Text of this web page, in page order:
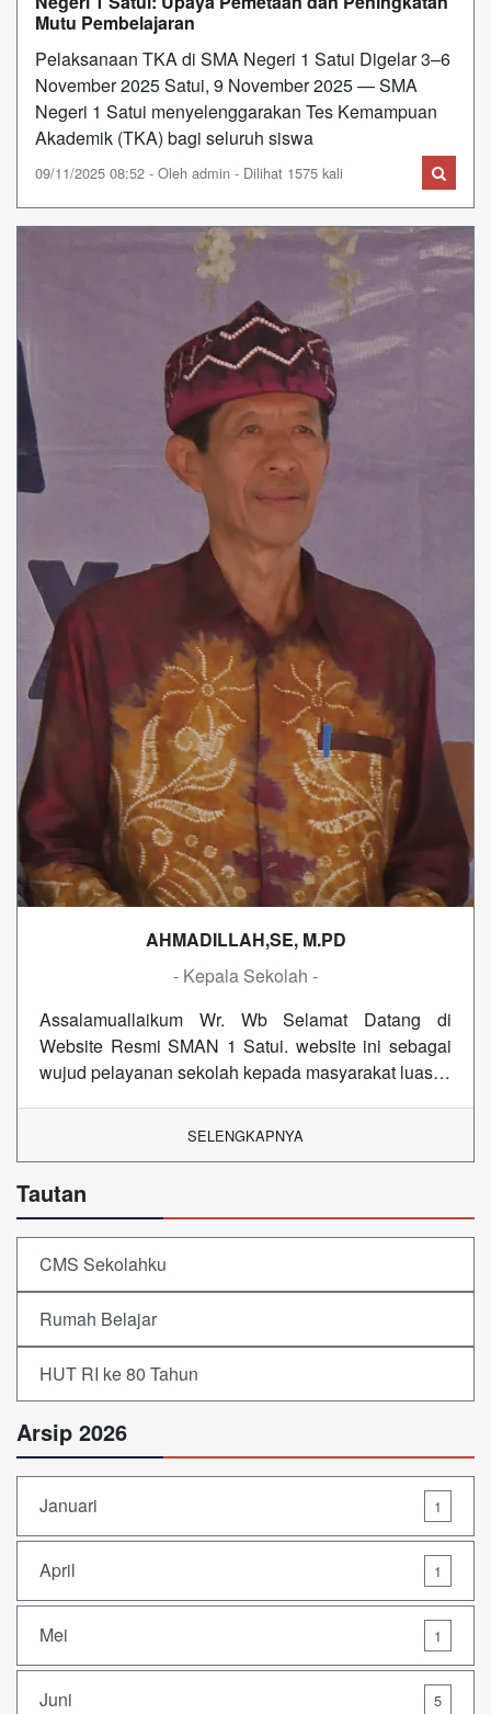
Mutu Pembelajaran
Pelaksanaan TKA di SMA Negeri 1 Satui Digelar 3–6
November 2025 Satui, 9 November 2025 — SMA
Negeri 1 Satui menyelenggarakan Tes Kemampuan
Akademik (TKA) bagi seluruh siswa
09/11/2025 08:52 - Oleh admin - Dilihat 1575 kali
AHMADILLAH,SE, M.PD
- Kepala Sekolah -
Assalamuallaikum Wr. Wb Selamat Datang di
Website Resmi SMAN 1 Satui. website ini sebagai
wujud pelayanan sekolah kepada masyarakat luas…
SELENGKAPNYA
Tautan
CMS Sekolahku
Rumah Belajar
HUT RI ke 80 Tahun
Arsip 2026
Januari 1
April 1
Mei 1
Juni 5